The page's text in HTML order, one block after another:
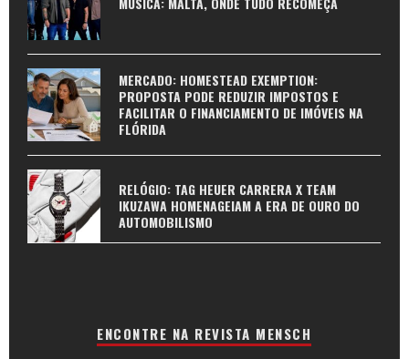
MERCADO: HOMESTEAD EXEMPTION:
PROPOSTA PODE REDUZIR IMPOSTOS E
FACILITAR O FINANCIAMENTO DE IMÓVEIS NA
FLÓRIDA
RELÓGIO: TAG HEUER CARRERA X TEAM
IKUZAWA HOMENAGEIAM A ERA DE OURO DO
AUTOMOBILISMO
ENCONTRE NA REVISTA MENSCH